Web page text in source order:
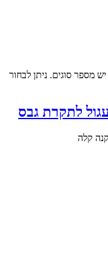
מספר סוגים. ניתן לבחור